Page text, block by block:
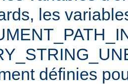
les
définies